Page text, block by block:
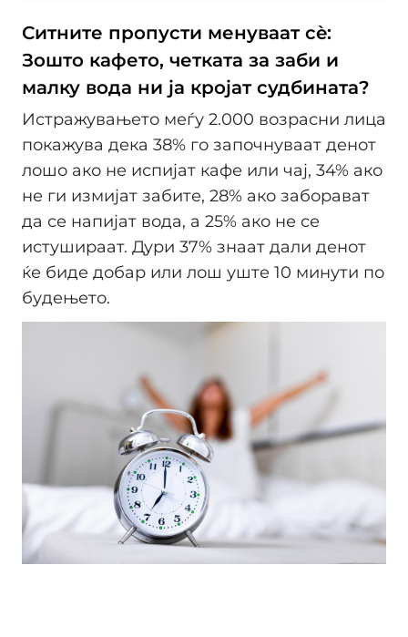
Ситните пропусти менуваат сè:
Зошто кафето, четката за заби и
малку вода ни ја кројат судбината?
Истражувањето меѓу 2.000 возрасни лица
покажува дека 38% го започнуваат денот
лошо ако не испијат кафе или чај, 34% ако
не ги измијат забите, 28% ако заборават
да се напијат вода, а 25% ако не се
истушираат. Дури 37% знаат дали денот
ќе биде добар или лош уште 10 минути по
будењето.